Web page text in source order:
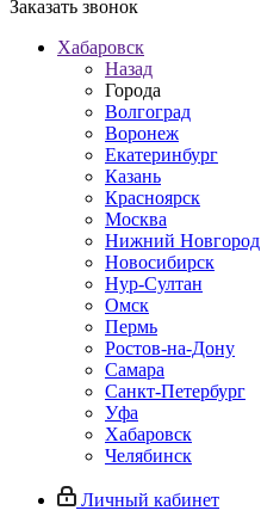
Заказать звонок
Хабаровск
Назад
Города
Волгоград
Воронеж
Екатеринбург
Казань
Красноярск
Москва
Нижний Новгород
Новосибирск
Нур-Султан
Омск
Пермь
Ростов-на-Дону
Самара
Санкт-Петербург
Уфа
Хабаровск
Челябинск
Личный кабинет